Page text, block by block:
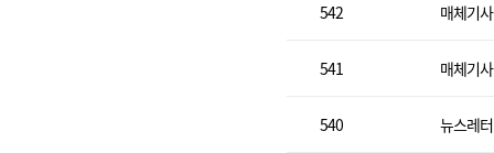
542 매체기사
541 매체기사
540 뉴스레터